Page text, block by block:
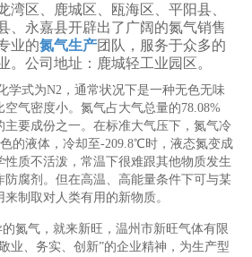
湾区、鹿城区、瓯海区、平阳县、
、永嘉县开辟出了广阔的氮气销售
业的氮气生产团队，服务于众多的
。公司地址：鹿城轻工业园区。
学式为N2，通常状况下是一种无色无味
气密度小。氮气占大气总量的78.08%
主要成份之一。在标准大气压下，氮气冷
的液体，冷却至-209.8℃时，液态氮变成
性质不活泼，常温下很难跟其他物质发生
防腐剂。但在高温、高能量条件下可与某
制取对人类有用的新物质。
氮气，就来新旺，温州市新旺气体有限
业、务实、创新”的企业精神，为生产型